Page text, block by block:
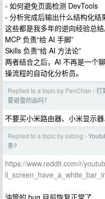
- 如何避免页面检测 DevTools
- 分析完成后输出什么结构化结
这些都是我多年的逆向经验总结
MCP 负责“给 AI 手脚”
Skills 负责“给 AI 方法论”
两者结合之后，AI 不再是一个
操流程的自动化分析员。
Replied to a topic by PanChan › 打
要避雷的品吗？
不要买小米路由器、小米显示
Replied to a topic by xxbing ›
条?
https://www.reddit.com/r/
油管的 bug,目前恢复正常了